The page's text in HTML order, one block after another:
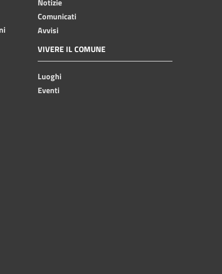
Notizie
Comunicati
Avvisi
VIVERE IL COMUNE
Luoghi
Eventi